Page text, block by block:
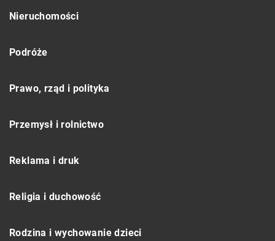
Nieruchomości
Podróże
Prawo, rząd i polityka
Przemysł i rolnictwo
Reklama i druk
Religia i duchowość
Rodzina i wychowanie dzieci